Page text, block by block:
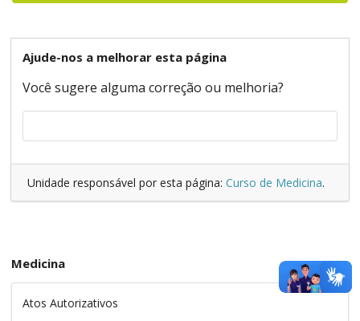
Ajude-nos a melhorar esta página
Você sugere alguma correção ou melhoria?
Unidade responsável por esta página: Curso de Medicina.
Medicina
Atos Autorizativos